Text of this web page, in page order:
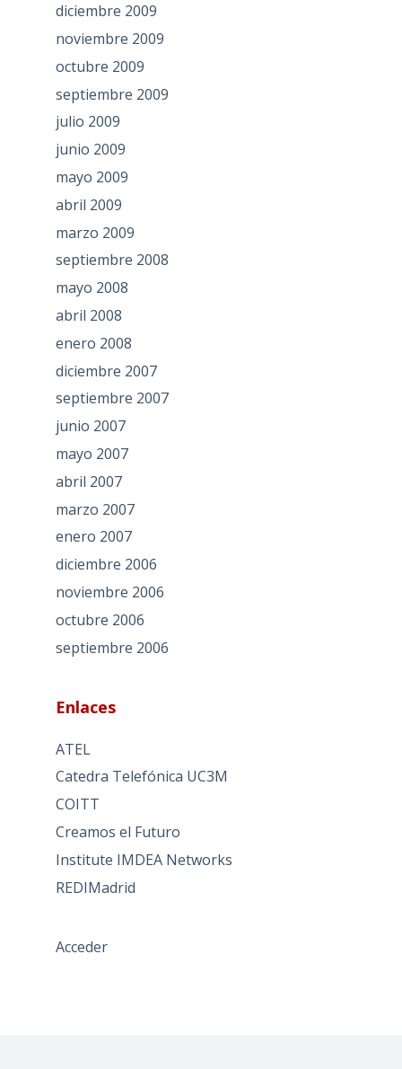
diciembre 2009
noviembre 2009
octubre 2009
septiembre 2009
julio 2009
junio 2009
mayo 2009
abril 2009
marzo 2009
septiembre 2008
mayo 2008
abril 2008
enero 2008
diciembre 2007
septiembre 2007
junio 2007
mayo 2007
abril 2007
marzo 2007
enero 2007
diciembre 2006
noviembre 2006
octubre 2006
septiembre 2006
Enlaces
ATEL
Catedra Telefónica UC3M
COITT
Creamos el Futuro
Institute IMDEA Networks
REDIMadrid
Acceder